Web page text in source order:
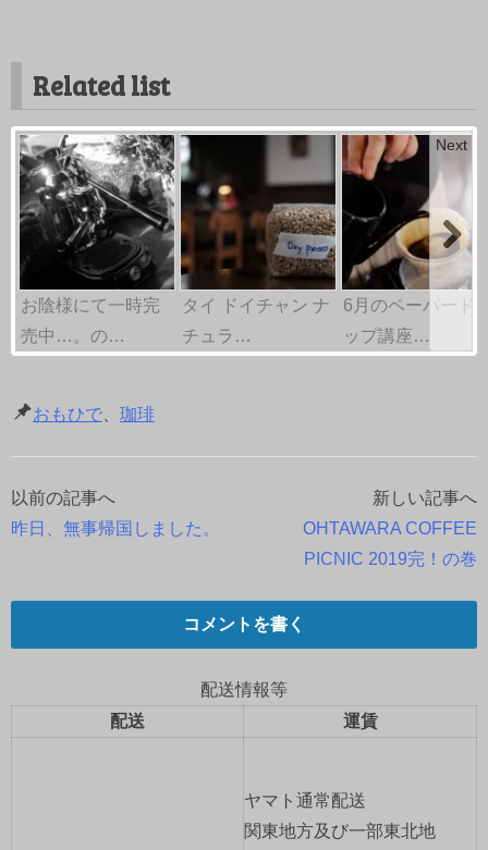
Related list
お陰様にて一時完
売中…。の…
タイ ドイチャン ナ
チュラ…
6月のペーパード
ップ講座…
Next
おもひで 珈琲
投
ナ
ビ
ー
以前の記事へ
昨日、無事帰国しました。
新しい記事へ
OHTAWARA COFFEE
PICNIC 2019完！の巻
コメントを書く
配送情報等
配送
運賃
ヤマト通常配送
関東地方及び一部東北地